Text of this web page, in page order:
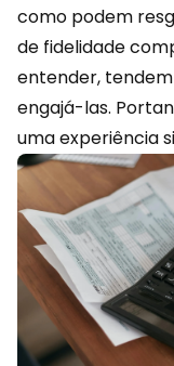
como podem
de fidelidade
entender,
engajá-las.
umaexperiência